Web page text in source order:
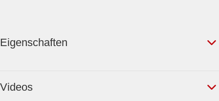
Eigenschaften
Videos